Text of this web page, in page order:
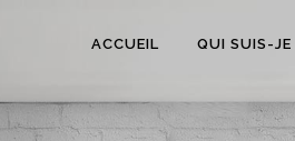
ACCUEIL QUI SUIS-JE